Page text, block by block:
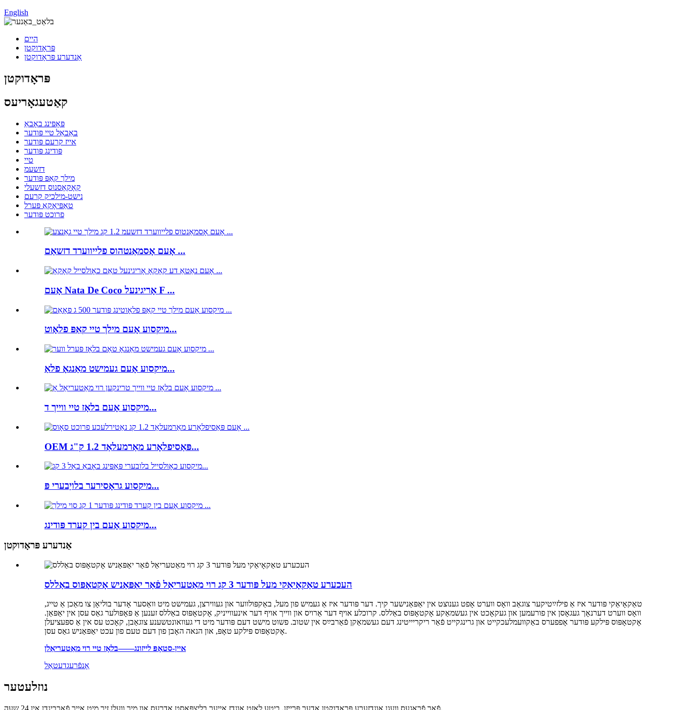
English
היים
פּראָדוקטן
אַנדערע פּראָדוקטן
פּראָדוקטן
קאַטעגאָריעס
פּאָפּינג באָבאַ
באַבאַל טיי פּודער
אייז קרעם פּודער
פּודינג פּודער
טיי
דזשעמ
מילך קאַפּ פּודער
קאָקאָסנוס דזשעלי
נישט-מילכיק קרעם
טאַפּיאָקאַ פּערל
פרוכט פּודער
אָעם אָסמאַנטהוס פלייווערד דזשאַם ...
אָעם Nata De Coco אָריגינעל F ...
מיקסוע אָעם מילך טיי קאַפּ פלאָוט...
מיקסוע אָעם געמישט מאַנגאָ פלאַ...
מיקסוע אָעם בלאָז טיי ווייך ד...
OEM פּאַסיפלאָרע מאַרמעלאַד 1.2 ק"ג...
מיקסוע גראָסירער בלויַבערי פּ...
מיקסוע אָעם בין קערד פּודינג...
אַנדערע פּראָדוקטן
העכערע טאַקאָיאַקי מעל פּודער 3 קג רוי מאַטעריאַל פֿאַר יאַפּאַניש אָקטאָפּוס באַללס
טאַקאָיאַקי פּודער איז אַ פילזײַטיקער צוגאַב וואָס ווערט אָפט גענוצט אין יאַפּאַנישער קיך. דער פּודער איז אַ געמיש פון מעל, באַקפּולווער און געווירצן, געמישט מיט וואַסער אָדער בוליאָן צו מאַכן אַ טייג,
וואָס ווערט דערנאָך געגאָסן אין פורעמען און געקאָכט אין געשמאַקע אָקטאָפּוס באַללס. קרוכלע אויף דער אַרויס און ווייך אויף דער אינעווייניק, אָקטאָפּוס באַללס זענען אַ פּאָפּולער גאַס עסן אין יאַפּאַן.
אָקטאָפּוס פּילקע פּודער אָפפערס באַקוועמלעכקייט און גרינגקייט פֿאַר ריקריייטינג דעם געשמאַקן פֿאַרבײַס אין שטוב. פשוט מישט דעם פּודער מיט די געוואונטשענע צוגאַבן, קאָכט עס אין אַ ספּעציעלן
אָקטאָפּוס פּילקע טאָפּ, און הנאה האָבן פון דעם טעם פון עכט יאַפּאַניש גאַס עסן.
איין-סטאָפּ לייזונג——בלאָז טיי רוי מאַטעריאַלן
אָנפֿרעגדעטאַל
נוזלעטער